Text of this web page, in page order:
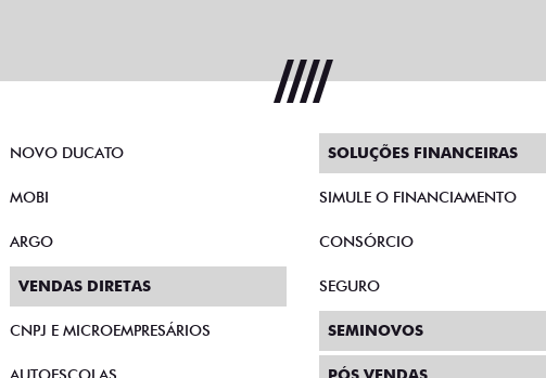
NOVO DUCATO
MOBI
ARGO
VENDAS DIRETAS
CNPJ E MICROEMPRESÁRIOS
SOLUÇÕES FINANCEIRAS
SIMULE O FINANCIAMENTO
CONSÓRCIO
SEGURO
SEMINOVOS